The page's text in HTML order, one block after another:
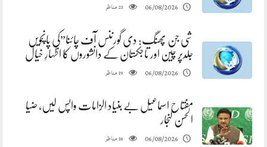
06/08/2026
23مناظر
شی جن پھنگ: دی گورننس آف چائنا”کی پانچویں
جلدپر چین اور تاجکستان کے دانشوروں کا اظہارِ خیال
06/08/2026
19مناظر
مفتاح اسماعیل بے بنیاد الزامات واپس لیں، ضیا
الحسن لنجار
06/08/2026
18مناظر